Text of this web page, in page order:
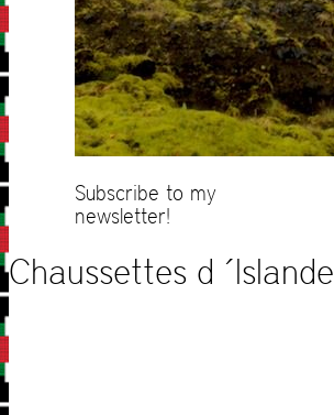
Subscribe to my
newsletter!
Chaussettes d ´Islande